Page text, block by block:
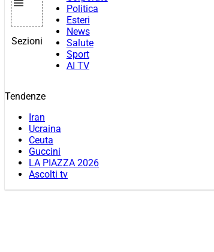
Sezioni
Politica
Esteri
News
Salute
Sport
AI TV
Tendenze
Iran
Ucraina
Ceuta
Guccini
LA PIAZZA 2026
Ascolti tv